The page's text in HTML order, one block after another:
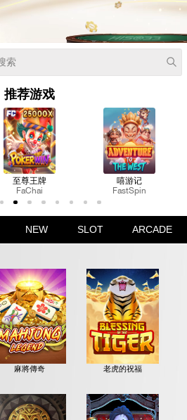
彩票 扑克 真人娱乐
推荐游戏
嘻游记
FastSpin
法老宝境
Nextspin
NEW SLOT ARCADE
麻將傳奇 老虎的祝福